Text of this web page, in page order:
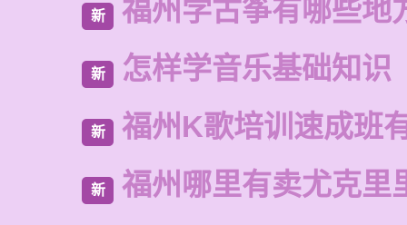
新 福州学古筝有哪些地
新 怎样学音乐基础知识
新 福州K歌培训速成班
新 福州哪里有卖尤克里